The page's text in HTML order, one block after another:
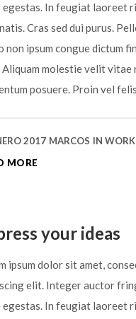
In feugiat laoreet
Cras sed dui purus.
non ipsum congue dictum
Aliquam molestie velit vitae
posuere. Proin vel
2017 MARCOS IN WORK
MORE
your ideas
ipsum dolor sit amet,
elit. Integer auctor
In feugiat laoreet